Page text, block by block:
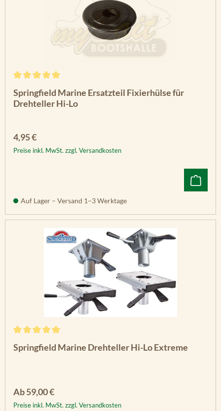
Springfield Marine Ersatzteil Fixierhülse für
Drehteller Hi-Lo
Regulärer Preis:
4,95 €
Preise inkl. MwSt. zzgl. Versandkosten
Auf Lager – Versand 1–3 Werktage
Springfield Marine Drehteller Hi-Lo Extreme
Regulärer Preis:
Ab59,00 €
Preise inkl. MwSt. zzgl. Versandkosten